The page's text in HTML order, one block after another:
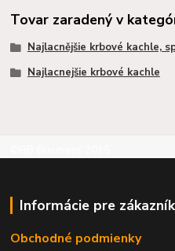
Tovar zaradený v
Najlacnějšie krbové kachle,
Najlacnejšie krbové kachle
Informácie pre
Obchodné podmienky